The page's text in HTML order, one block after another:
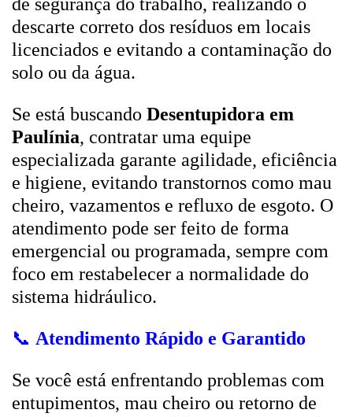
descarte correto dos resíduos em locais
licenciados e evitando a contaminação do
solo ou da água.
Se está buscando Desentupidora em
Paulínia, contratar uma equipe
especializada garante agilidade, eficiência
e higiene, evitando transtornos como mau
cheiro, vazamentos e refluxo de esgoto. O
atendimento pode ser feito de forma
emergencial ou programada, sempre com
foco em restabelecer a normalidade do
sistema hidráulico.
📞 Atendimento Rápido e Garantido
Se você está enfrentando problemas com
entupimentos, mau cheiro ou retorno de